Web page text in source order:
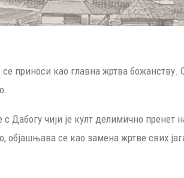
приноси као главна жртва
Дабогу чији је култ делимично
објашњава се као замена жртве свих